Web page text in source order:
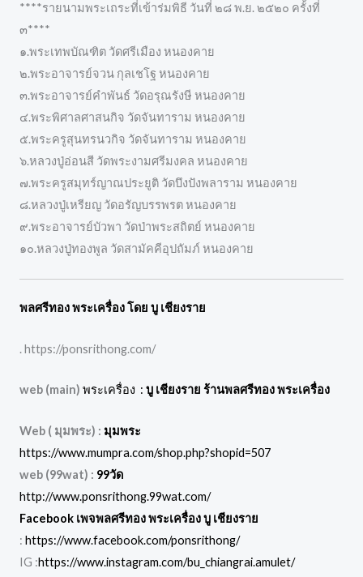
****รายนามพระเถระที่เข้าร่มพิธี วันที่ ๒๘ พ.ย. ๒๕๒๐ ครั้งที่
๓****
๑.พระเทพบัณฑิต วัดศรีเมือง หนองคาย
๒.พระอาจารย์จวน กุลเชโฐ หนองคาย
๓.พระอาจารย์คำพันธ์ วัดอรุณรังษี หนองคาย
๔.พระพิศาลศาสนกิจ วัดจันทาราม หนองคาย
๕.พระครูสุนทรนวกิจ วัดจันทาราม หนองคาย
๖.หลวงปู่อ่อนสี วัดพระงามศรีมงคล หนองคาย
๗.พระครูสมุทร์ญาณประยูติ วัดบึงปังพลาราม หนองคาย
๘.หลวงปู่เหรียญ วัดอรัญบรรพรต หนองคาย
๙.พระอาจารย์บัวพา วัดป่าพระสถิตย์ หนองคาย
๑๐.หลวงปู่ทองพูล วัดสามัคคีอุปถัมภ์ หนองคาย
พลศรีทอง พระเครื่อง โดย บู เชียงราย
. https://ponsrithong.com/
web (main) พระเครื่อง : บู เชียงราย ร้านพลศรีทอง พระเครื่อง
Web ( มุมพระ) : มุมพระ
https://www.mumpra.com/shop.php?shopid=507
web (99wat) : 99วัด
http://www.ponsrithong.99wat.com/
Facebook เพจพลศรีทอง พระเครื่อง บู เชียงราย
: https://www.facebook.com/ponsrithong/
IG :https://www.instagram.com/bu_chiangrai.amulet/